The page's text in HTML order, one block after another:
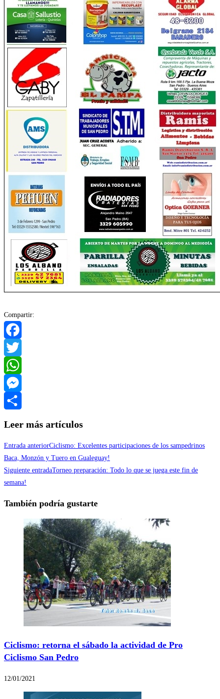
Compartir:
Facebook
Twitter
WhatsApp
Messenger
Leer más artículos
Entrada anteriorCiclismo: Excelentes participaciones de los sampedrinos
Baca, Monzón y Tuero en Gualeguay!
Siguiente entradaTorneo preparación: Todo lo que se juega este fin de
semana!
También podría gustarte
Ciclismo: retorna el sábado la actividad de Pro
Ciclismo San Pedro
12/01/2021